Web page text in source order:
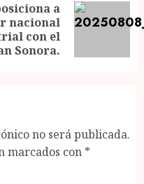
a
nacional
con el
Sonora.
no será publicada.
marcados con *